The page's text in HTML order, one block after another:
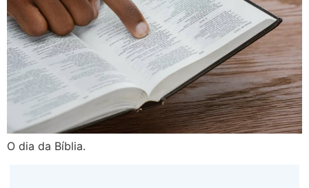
O dia da Bíblia.